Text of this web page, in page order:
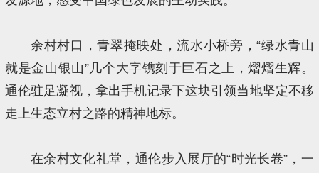
余村村口，青翠掩映处，流水小桥旁，“绿水青山
就是金山银山”几个大字镌刻于巨石之上，熠熠生辉。
通伦驻足凝视，拿出手机记录下这块引领当地坚定不移
走上生态立村之路的精神地标。
在余村文化礼堂，通伦步入展厅的“时光长卷”，一